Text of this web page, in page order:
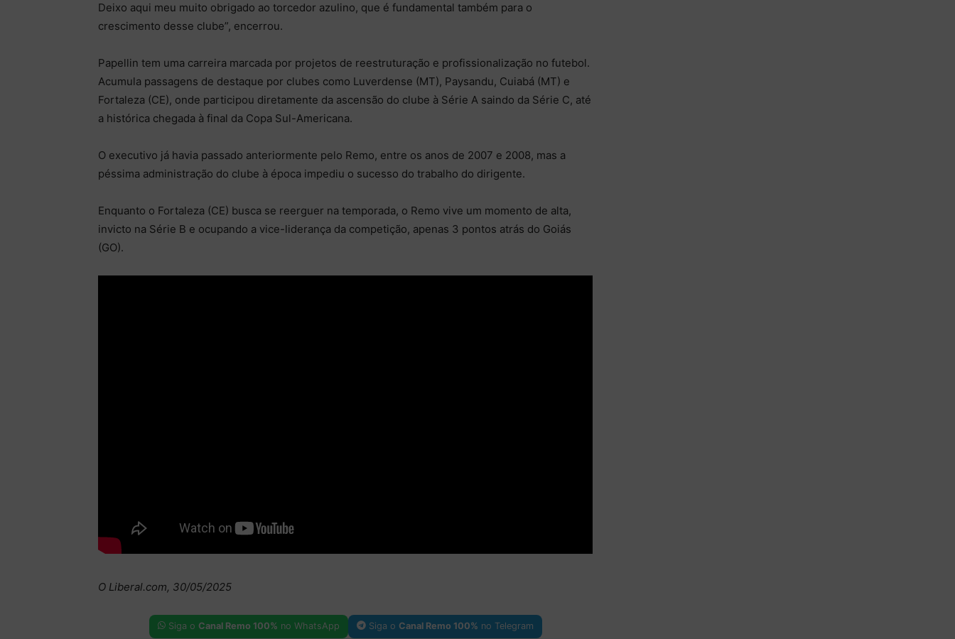
Deixo aqui meu muito obrigado ao torcedor azulino, que é fundamental também para o
crescimento desse clube”, encerrou.
Papellin tem uma carreira marcada por projetos de reestruturação e profissionalização no futebol.
Acumula passagens de destaque por clubes como Luverdense (MT), Paysandu, Cuiabá (MT) e
Fortaleza (CE), onde participou diretamente da ascensão do clube à Série A saindo da Série C, até
a histórica chegada à final da Copa Sul-Americana.
O executivo já havia passado anteriormente pelo Remo, entre os anos de 2007 e 2008, mas a
péssima administração do clube à época impediu o sucesso do trabalho do dirigente.
Enquanto o Fortaleza (CE) busca se reerguer na temporada, o Remo vive um momento de alta,
invicto na Série B e ocupando a vice-liderança da competição, apenas 3 pontos atrás do Goiás
(GO).
O Liberal.com, 30/05/2025
Siga o Canal Remo 100% no WhatsApp Siga o Canal Remo 100% no Telegram